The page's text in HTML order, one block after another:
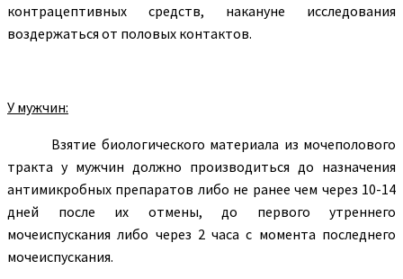
контрацептивных средств, накануне исследования
воздержаться от половых контактов.
У мужчин:
Взятие биологического материала из мочеполового
тракта у мужчин должно производиться до назначения
антимикробных препаратов либо не ранее чем через 10-14
дней после их отмены, до первого утреннего
мочеиспускания либо через 2 часа с момента последнего
мочеиспускания.